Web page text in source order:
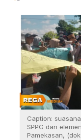
Caption:
SPPG dan
Pamekasan,